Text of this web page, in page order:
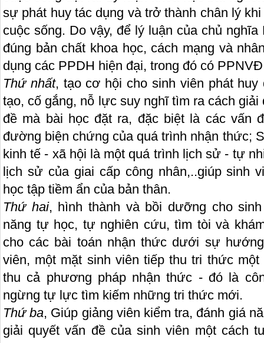
sự phát huy tác dụng và trở thành chân lý
cuộc sống. Do vậy, để lý luận của chủ
đúng bản chất khoa học, cách mạng và
dụng các PPDH hiện đại, trong đó có
Thứ nhất, tạo cơ hội cho sinh viên phát
tạo, cố gắng, nỗ lực suy nghĩ tìm ra cách
đề mà bài học đặt ra, đặc biệt là các vấn
đường biện chứng của quá trình nhận thức;
kinh tế - xã hội là một quá trình lịch sử - tự
lịch sử của giai cấp công nhân,..giúp sinh
học tập tiềm ẩn của bản thân.
Thứ hai, hình thành và bồi dưỡng cho
năng tự học, tự nghiên cứu, tìm tòi và
cho các bài toán nhận thức dưới sự
viên, một mặt sinh viên tiếp thu tri thức
thu cả phương pháp nhận thức - đó là
ngừng tự lực tìm kiếm những tri thức mới.
Thứ ba, Giúp giảng viên kiểm tra, đánh giá
giải quyết vấn đề của sinh viên một cách